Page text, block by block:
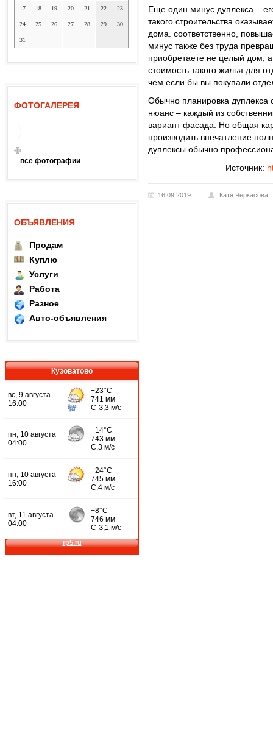
17 18 19 20 21 22 23
24 25 26 27 28 29 30
31
ФОТОГАЛЕРЕЯ
все фотографии
ОБЪЯВЛЕНИЯ
Продам
Куплю
Услуги
Работа
Разное
Авто-объявления
Кузоватово
Еще один минус дуплекса –
такого строительства
дома. соответственно,
минус также без труда
приобретаете не целый дом,
стоимость такого жилья для
чем если бы вы покупали
Обычно планировка дуплекса
нюанс – каждый из
вариант фасада. Но общая
производить впечатление
дуплексы обычно
Источник:
16.09.2019 Катя Черкасова